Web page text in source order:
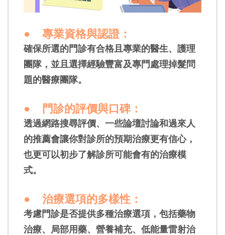
● 專業資格與認證：
確保所選的門診有合格且專業的醫生、護理
團隊，並且選擇經驗豐富及專門處理掉髮問
題的醫療團隊。
● 門診的評價與口碑：
透過網路搜尋評價、一些論壇討論和過來人
的推薦會讓你對診所的預期治療更有信心，
也更可以初步了解診所可能會有的治療模
式。
● 治療選項的多樣性 ：
考慮門診是否提供多種治療選項，包括藥物
治療、局部用藥、營養補充、低能量雷射治